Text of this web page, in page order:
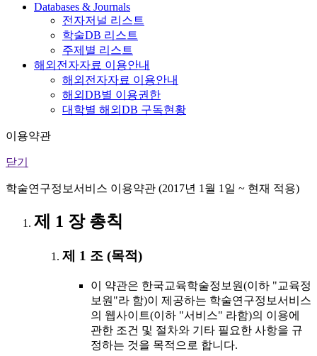
Databases & Journals
전자저널 리스트
학술DB 리스트
주제별 리스트
해외전자자료 이용안내
해외전자자료 이용안내
해외DB별 이용권한
대학별 해외DB 구독현황
이용약관
닫기
학술연구정보서비스 이용약관 (2017년 1월 1일 ~ 현재 적용)
제 1 장 총칙
제 1 조 (목적)
이 약관은 한국교육학술정보원(이하 "교육정
보원"라 함)이 제공하는 학술연구정보서비스
의 웹사이트(이하 "서비스" 라함)의 이용에
관한 조건 및 절차와 기타 필요한 사항을 규
정하는 것을 목적으로 합니다.